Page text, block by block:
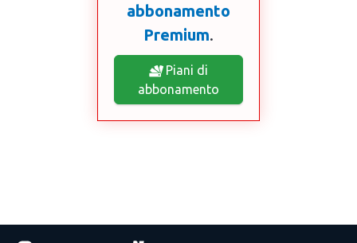
abbonamento
Premium.
Piani di
abbonamento